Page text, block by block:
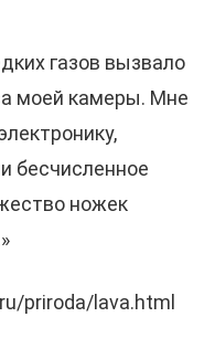
газов вызвало
моей камеры. Мне
бесчисленное
ножек
priroda/lava.html